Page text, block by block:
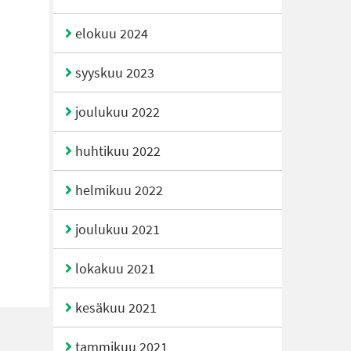
elokuu 2024
syyskuu 2023
joulukuu 2022
huhtikuu 2022
helmikuu 2022
joulukuu 2021
lokakuu 2021
kesäkuu 2021
tammikuu 2021